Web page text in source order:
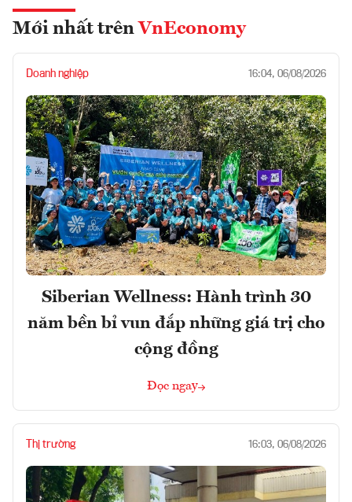
Mới nhất trên VnEconomy
Doanh nghiệp 16:04, 06/08/2026
Siberian Wellness: Hành trình 30
năm bền bỉ vun đắp những giá trị cho
cộng đồng
Đọc ngay
Thị trường 16:03, 06/08/2026